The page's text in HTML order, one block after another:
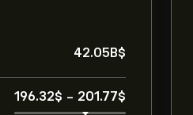
42.05B‎$‎
196.32‎$‎ - 201.77‎$‎